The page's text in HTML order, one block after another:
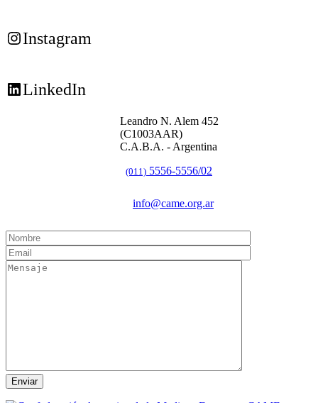
Instagram
LinkedIn
Leandro N. Alem 452
(C1003AAR)
C.A.B.A. - Argentina
(011) 5556-5556/02
info@came.org.ar